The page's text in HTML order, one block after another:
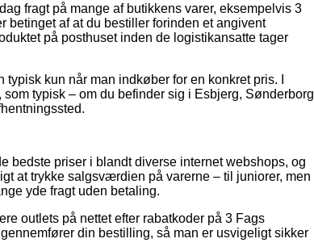
fragt på mange af butikkens varer, eksempelvis 3
betinget af at du bestiller forinden et angivent
på posthuset inden de logistikansatte tager
kun når man indkøber for en konkret pris. I
typisk – om du befinder sig i Esbjerg, Sønderborg
bedste priser i blandt diverse internet webshops, og
at trykke salgsværdien på varerne – til juniorer, men
yde fragt uden betaling.
outlets på nettet efter rabatkoder på 3 Fags
din bestilling, så man er usvigeligt sikker